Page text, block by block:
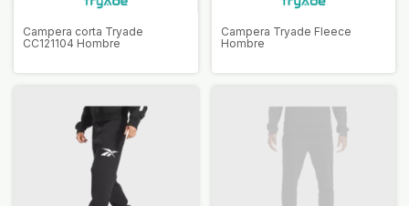
Campera corta Tryade
CC121104 Hombre
Campera Tryade Fleece
Hombre